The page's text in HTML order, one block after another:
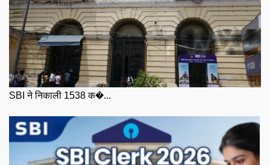
SBI ने निकाली 1538 क�...